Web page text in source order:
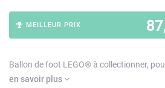
MEILLEUR PRIX
Ballon de foot LEGO® à collectionner,
en savoir plus